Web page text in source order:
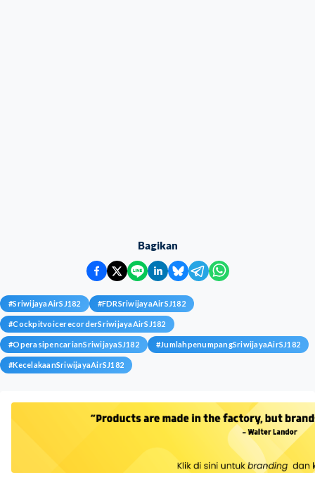
Bagikan
#SriwijayaAirSJ182 #FDRSriwijayaAirSJ182
#CockpitvoicerecorderSriwijayaAirSJ182
#OperasipencarianSriwijayaSJ182 #JumlahpenumpangSriwijayaAirSJ182
#KecelakaanSriwijayaAirSJ182